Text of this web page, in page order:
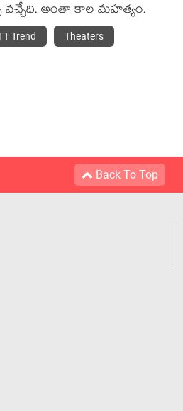
అంతా కాల మహత్యం.
Trend Theaters
Back To Top